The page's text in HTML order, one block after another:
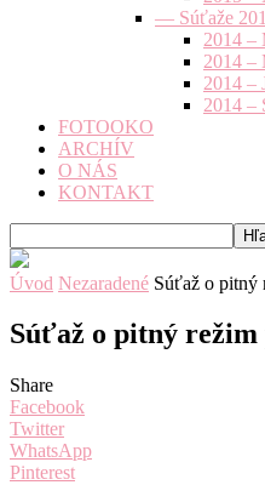
— Súťaže
2014 –
2014 –
2014 –
2014 –
FOTOOKO
ARCHÍV
O NÁS
KONTAKT
Úvod Nezaradené Súťaž o pitný
Súťaž o pitný
Share
Facebook
Twitter
WhatsApp
Pinterest